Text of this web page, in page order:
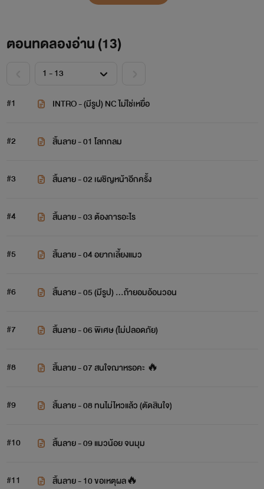
ตอนทดลองอ่าน (13)
#1 INTRO - (มีรูป) NC ไม่ใช่เหยื่อ
#2 สิ้นลาย - 01 โลกกลม
#3 สิ้นลาย - 02 เผชิญหน้าอีกครั้ง
#4 สิ้นลาย - 03 ต้องการอะไร
#5 สิ้นลาย - 04 อยากเลี้ยงแมว
#6 สิ้นลาย - 05 (มีรูป) …ถ้ายอมอ้อนวอน
#7 สิ้นลาย - 06 พิเศษ (ไม่ปลอดภัย)
#8 สิ้นลาย - 07 สนใจฌาหรอคะ 🔥
#9 สิ้นลาย - 08 ทนไม่ไหวแล้ว (ตัดสินใจ)
#10 สิ้นลาย - 09 แมวน้อย จนมุม
#11 สิ้นลาย - 10 ขอเหตุผล🔥